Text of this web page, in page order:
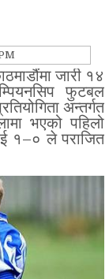
जारी १४
फुटबल
अन्तर्गत
भएको पहिलो
१–० ले पराजित